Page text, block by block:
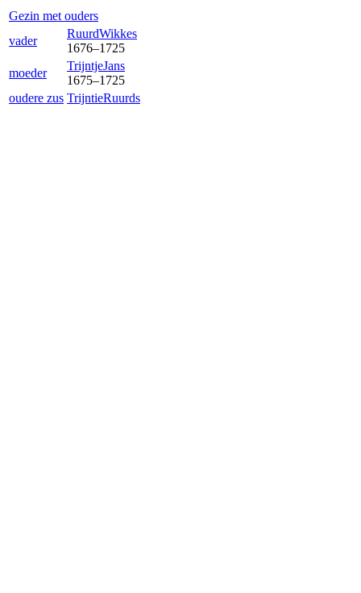
Gezin met ouders
vader
RuurdWikkes
1676–1725
moeder
TrijntjeJans
1675–1725
oudere zus TrijntieRuurds